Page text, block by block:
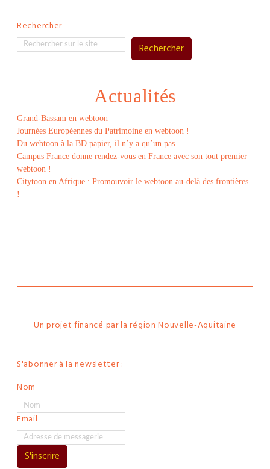
Rechercher
Rechercher
Actualités
Grand-Bassam en webtoon
Journées Européennes du Patrimoine en webtoon !
Du webtoon à la BD papier, il n’y a qu’un pas…
Campus France donne rendez-vous en France avec son tout premier
webtoon !
Citytoon en Afrique : Promouvoir le webtoon au-delà des frontières
!
Un projet financé par la région Nouvelle-Aquitaine
S'abonner à la newsletter :
Nom
Email
S'inscrire